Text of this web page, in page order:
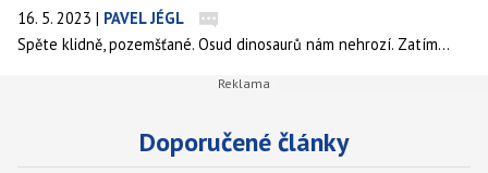
16. 5. 2023 | PAVEL JÉGL
Spěte klidně, pozemšťané. Osud dinosaurů nám nehrozí. Zatím…
Doporučené články